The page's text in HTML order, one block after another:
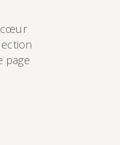
cœur
page